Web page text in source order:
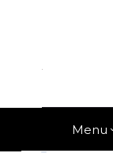
Fale Conosco
Favoritos
Menu